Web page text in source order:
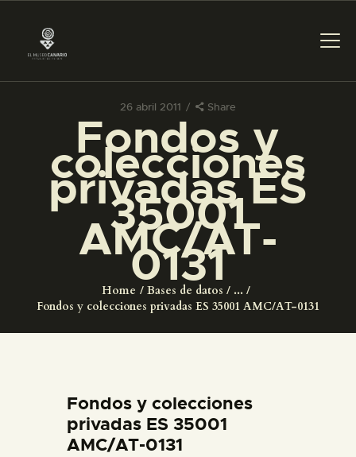
26 abril 2011 Share
Fondos y
colecciones
privadas ES
35001
AMC/AT-
0131
Home Bases de datos
...
Fondos y colecciones privadas ES 35001 AMC/AT-0131
PREPARAR LA VISITA
ACTIVIDADES
EL MUSEO
ESPAÑOL
Fondos y colecciones
privadas ES 35001
AMC/AT-0131